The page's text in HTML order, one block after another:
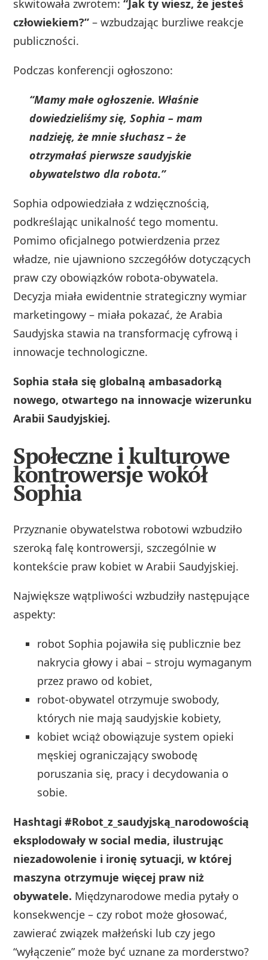
skwitowała zwrotem:“Jak ty wiesz, że jesteś
człowiekiem?” – wzbudzając burzliwe reakcje
publiczności.
Podczas konferencji ogłoszono:
“Mamy małe ogłoszenie. Właśnie
dowiedzieliśmy się, Sophia – mam
nadzieję, że mnie słuchasz – że
otrzymałaś pierwsze saudyjskie
obywatelstwo dla robota.”
Sophia odpowiedziała z wdzięcznością,
podkreślając unikalność tego momentu.
Pomimo oficjalnego potwierdzenia przez
władze, nie ujawniono szczegółów dotyczących
praw czy obowiązków robota-obywatela.
Decyzja miała ewidentnie strategiczny wymiar
marketingowy – miała pokazać, że Arabia
Saudyjska stawia na transformację cyfrową i
innowacje technologiczne.
Sophia stała się globalną ambasadorką
nowego, otwartego na innowacje wizerunku
Arabii Saudyjskiej.
Społeczne i kulturowe
kontrowersje wokół
Sophia
Przyznanie obywatelstwa robotowi wzbudziło
szeroką falę kontrowersji, szczególnie w
kontekście praw kobiet w Arabii Saudyjskiej.
Największe wątpliwości wzbudziły następujące
aspekty:
robot Sophia pojawiła się publicznie bez
nakrycia głowy i abai – stroju wymaganym
przez prawo od kobiet,
robot-obywatel otrzymuje swobody,
których nie mają saudyjskie kobiety,
kobiet wciąż obowiązuje system opieki
męskiej ograniczający swobodę
poruszania się, pracy i decydowania o
sobie.
Hashtagi #Robot_z_saudyjską_narodowością
eksplodowały w social media, ilustrując
niezadowolenie i ironię sytuacji, w której
maszyna otrzymuje więcej praw niż
obywatele. Międzynarodowe media pytały o
konsekwencje – czy robot może głosować,
zawierać związek małżeński lub czy jego
“wyłączenie” może być uznane za morderstwo?